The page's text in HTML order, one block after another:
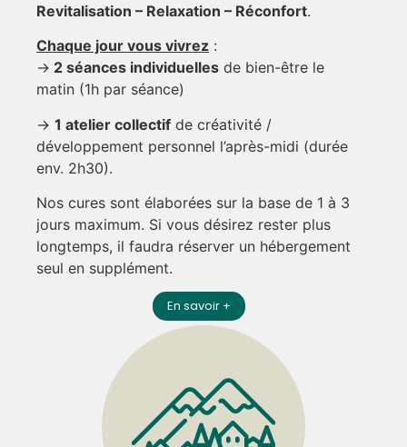
Revitalisation – Relaxation – Réconfort.
Chaque jour vous vivrez :
-> 2 séances individuelles de bien-être le
matin (1h par séance)
-> 1 atelier collectif de créativité /
développement personnel l’après-midi (durée
env. 2h30).
Nos cures sont élaborées sur la base de 1 à 3
jours maximum. Si vous désirez rester plus
longtemps, il faudra réserver un hébergement
seul en supplément.
En savoir +